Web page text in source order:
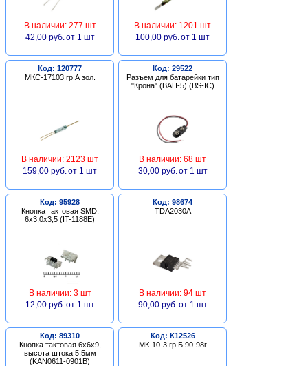
В наличии: 277 шт
42,00 руб. от 1 шт
В наличии: 1201 шт
100,00 руб. от 1 шт
Код: 120777
МКС-17103 гр.А зол.
В наличии: 2123 шт
159,00 руб. от 1 шт
Код: 29522
Разъем для батарейки тип
"Крона" (BAH-5) (BS-IC)
В наличии: 68 шт
30,00 руб. от 1 шт
Код: 95928
Кнопка тактовая SMD,
6х3,0х3,5 (IT-1188E)
В наличии: 3 шт
12,00 руб. от 1 шт
Код: 98674
TDA2030A
В наличии: 94 шт
90,00 руб. от 1 шт
Код: 89310
Кнопка тактовая 6х6х9,
высота штока 5,5мм
(KAN0611-0901B)
Код: К12526
МК-10-3 гр.Б 90-98г